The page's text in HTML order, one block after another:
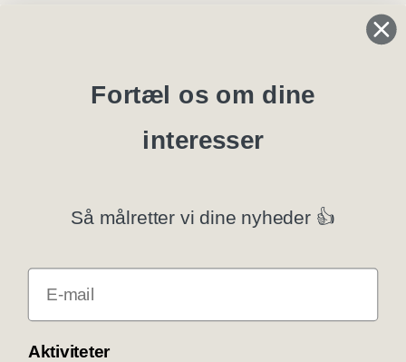
Blanketter
Privatlivspolitik
Få rabat som DKK medlem
Fortæl os om dine
interesser
Så målretter vi dine nyheder 👍
E-mail
Aktiviteter